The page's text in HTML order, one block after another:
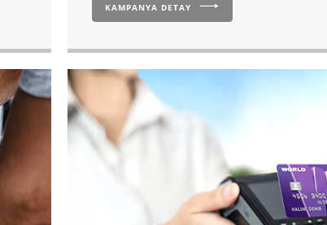
KAMPANYA DETAY